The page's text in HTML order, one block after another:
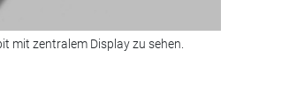
mit zentralem Display zu sehen.